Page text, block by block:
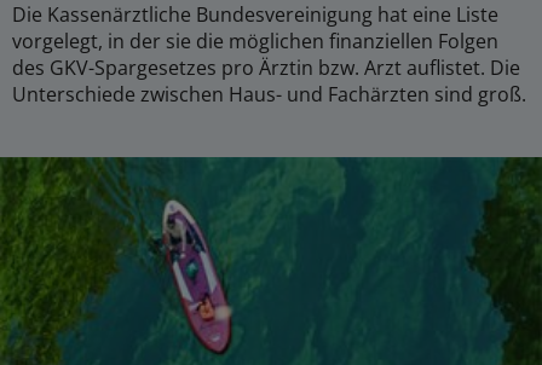
Die Kassenärztliche Bundesvereinigung hat eine Liste
vorgelegt, in der sie die möglichen finanziellen Folgen
des GKV-Spargesetzes pro Ärztin bzw. Arzt auflistet. Die
Unterschiede zwischen Haus- und Fachärzten sind groß.